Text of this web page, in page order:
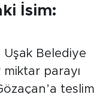
İsim:
Belediye
miktar parayı